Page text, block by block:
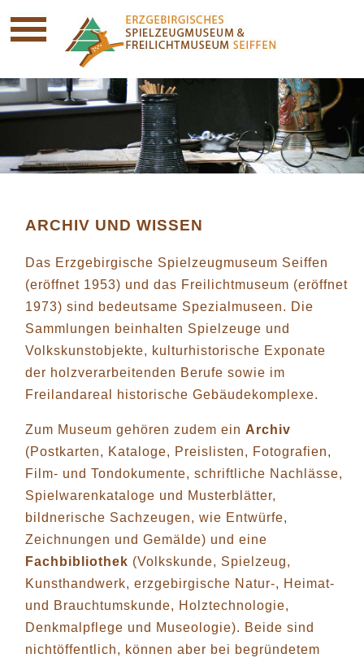
ARCHIV UND WISSEN
Das Erzgebirgische Spielzeugmuseum Seiffen
(eröffnet 1953) und das Freilichtmuseum (eröffnet
1973) sind bedeutsame Spezialmuseen. Die
Sammlungen beinhalten Spielzeuge und
Volkskunstobjekte, kulturhistorische Exponate
der holzverarbeitenden Berufe sowie im
Freilandareal historische Gebäudekomplexe.
Zum Museum gehören zudem ein Archiv
(Postkarten, Kataloge, Preislisten, Fotografien,
Film- und Tondokumente, schriftliche Nachlässe,
Spielwarenkataloge und Musterblätter,
bildnerische Sachzeugen, wie Entwürfe,
Zeichnungen und Gemälde) und eine
Fachbibliothek (Volkskunde, Spielzeug,
Kunsthandwerk, erzgebirgische Natur-, Heimat-
und Brauchtumskunde, Holztechnologie,
Denkmalpflege und Museologie). Beide sind
nichtöffentlich, können aber bei begründetem